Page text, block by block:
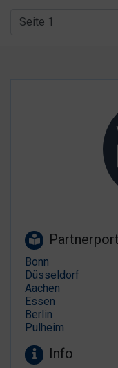
Bonn
Düsseldorf
Aachen
Essen
Berlin
Pulheim
Info